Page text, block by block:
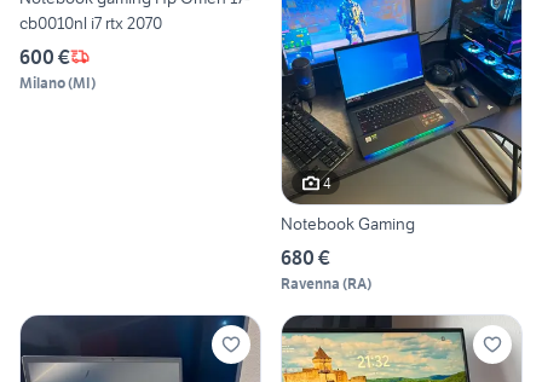
cb0010nl i7 rtx 2070
600 €
Milano(MI)
4
Notebook Gaming
680 €
Ravenna (RA)